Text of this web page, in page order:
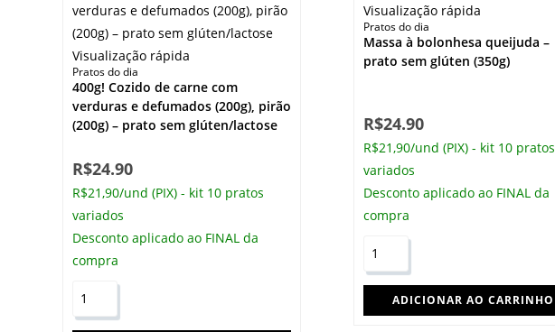
Visualização rápida
Pratos do dia
400g! Cozido de carne com
verduras e defumados (200g), pirão
(200g) – prato sem glúten/lactose
R$24.90
R$21,90/und (PIX) - kit 10 pratos
variados
Desconto aplicado ao FINAL da
compra
Visualização rápida
Pratos do dia
Massa à bolonhesa queijuda –
prato sem glúten (350g)
R$24.90
R$21,90/und (PIX) - kit 10 pratos
variados
Desconto aplicado ao FINAL da
compra
ADICIONAR AO CARRINHO